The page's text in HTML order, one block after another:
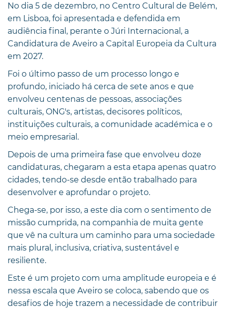
No dia 5 de dezembro, no Centro Cultural de Belém,
em Lisboa, foi apresentada e defendida em
audiência final, perante o Júri Internacional, a
Candidatura de Aveiro a Capital Europeia da Cultura
em 2027.
Foi o último passo de um processo longo e
profundo, iniciado há cerca de sete anos e que
envolveu centenas de pessoas, associações
culturais, ONG's, artistas, decisores políticos,
instituições culturais, a comunidade académica e o
meio empresarial.
Depois de uma primeira fase que envolveu doze
candidaturas, chegaram a esta etapa apenas quatro
cidades, tendo-se desde então trabalhado para
desenvolver e aprofundar o projeto.
Chega-se, por isso, a este dia com o sentimento de
missão cumprida, na companhia de muita gente
que vê na cultura um caminho para uma sociedade
mais plural, inclusiva, criativa, sustentável e
resiliente.
Este é um projeto com uma amplitude europeia e é
nessa escala que Aveiro se coloca, sabendo que os
desafios de hoje trazem a necessidade de contribuir